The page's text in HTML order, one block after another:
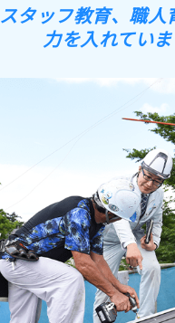
スタッフ教育、職人
力を入れてい